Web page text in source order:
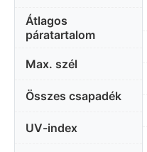
Átlagos
páratartalom
Max. szél
Összes csapadék
UV-index